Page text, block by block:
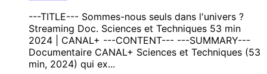
---TITLE--- Sommes-nous seuls dans l'univers ?
Streaming Doc. Sciences et Techniques 53 min
2024 | CANAL+ ---CONTENT--- ---SUMMARY---
Documentaire CANAL+ Sciences et Techniques (53
min, 2024) qui ex...